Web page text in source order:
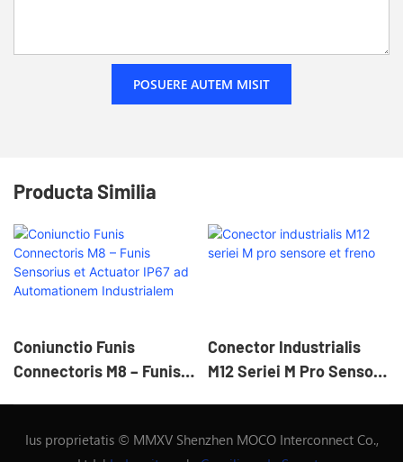
POSUERE AUTEM MISIT
Producta Similia
Coniunctio Funis
Connectoris M8 – Funis
Industrialem
Conector Industrialis
M12 Seriei M Pro Sensore
Ius proprietatis © MMXV Shenzhen MOCO Interconnect Co.,